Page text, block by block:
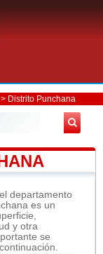
> Distrito Punchana
departamento
es un
y otra
se